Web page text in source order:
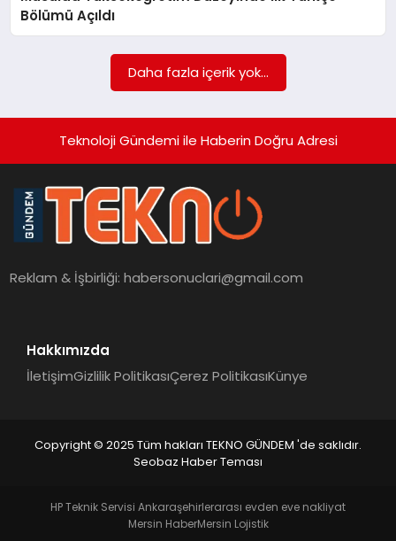
Bölümü Açıldı
Daha fazla içerik yok...
Teknoloji Gündemi ile Haberin Doğru Adresi
Reklam & İşbirliği:habersonuclari@gmail.com
Hakkımızda
İletişimGizlilik PolitikasıÇerez PolitikasıKünye
Copyright © 2025 Tüm hakları TEKNO GÜNDEM 'de saklıdır.
Seobaz Haber Teması
HP Teknik Servisi Ankaraşehirlerarası evden eve nakliyat
Mersin HaberMersin Lojistik